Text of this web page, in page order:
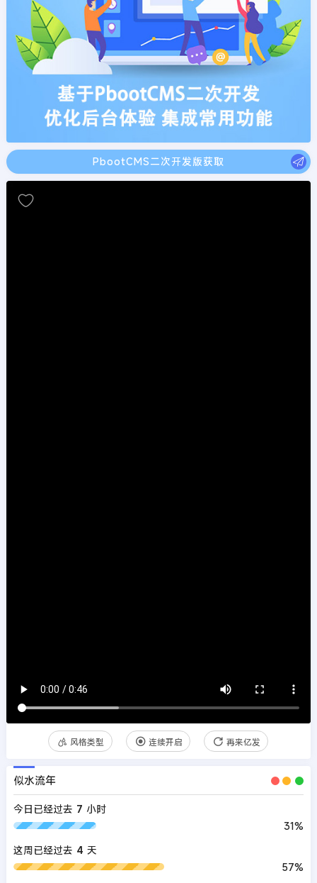
PbootCMS二次开发版获取
风格类型 连续开启 再来亿发
似水流年
今日已经过去 7 小时
31%
这周已经过去 4 天
57%